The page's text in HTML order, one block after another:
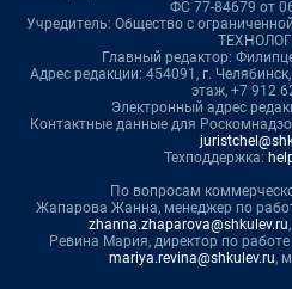
ФС 77-84679 от
Учредитель: Общество с
Главный редактор:
Адрес редакции: 454091, г.
этаж, +7 912
Электронный адрес
Контактные данные для
Техподдержка:
По вопросам
Жапарова Жанна, менеджер по
zhanna.zhaparova@shkulev.ru
Ревина Мария, директор по
mariya.revina@shkulev.ru,